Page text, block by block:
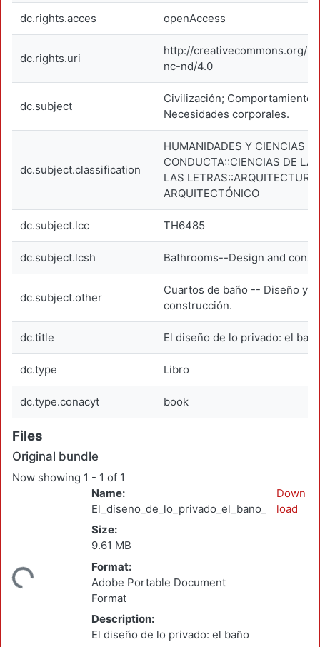
dc.rights.acces openAccess
dc.rights.uri
http://creativecommons.org/
nc-nd/4.0
dc.subject
Civilización; Comportamiento
Necesidades corporales.
dc.subject.classification
HUMANIDADES Y CIENCIAS
CONDUCTA::CIENCIAS DE
LAS
ARQUITECTÓNICO
dc.subject.lcc TH6485
dc.subject.lcsh Bathrooms--Design and
dc.subject.other
Cuartos de baño -- Diseño y
construcción.
dc.title El diseño de lo privado: el
dc.type Libro
dc.type.conacyt book
Files
Original bundle
Now showing 1 - 1 of 1
Name:
Size:
9.61 MB
Format:
Adobe Portable Document
Format
Description:
El diseño de lo privado: el baño
Down
load